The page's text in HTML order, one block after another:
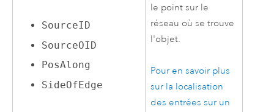
SourceID
SourceOID
PosAlong
SideOfEdge
le point sur le
réseau où se trouve
l'objet.
Pour en savoir plus
sur la localisation
des entrées sur un